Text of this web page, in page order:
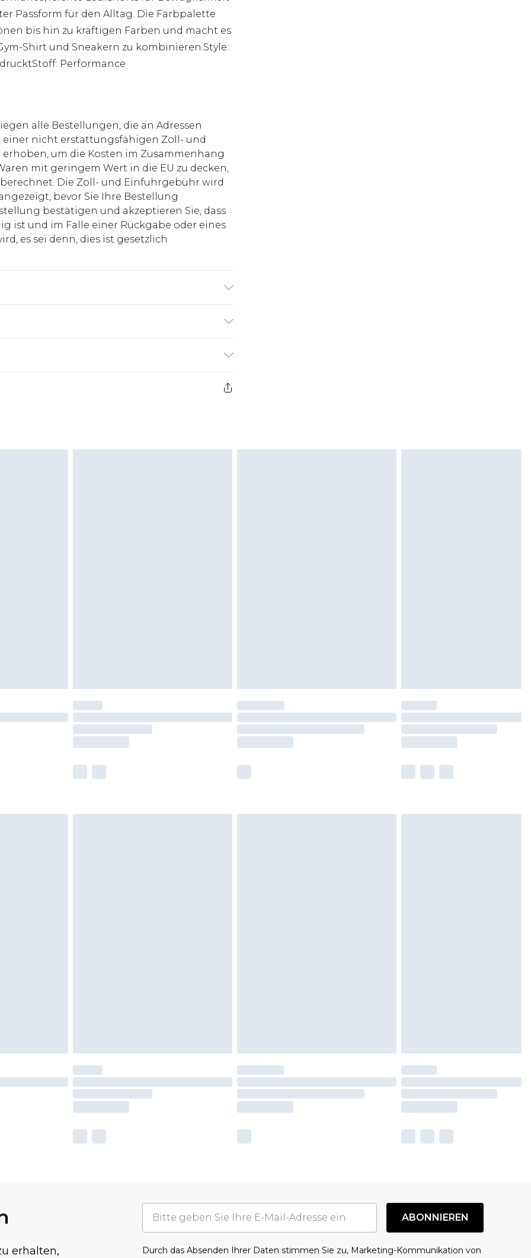
Passform für den Alltag. Die Farbpalette
bis hin zu kräftigen Farben und macht es
Shirt und Sneakern zu kombinieren.Style:
Performance
alle Bestellungen, die an Adressen
nicht erstattungsfähigen Zoll- und
um die Kosten im Zusammenhang
mit geringem Wert in die EU zu decken,
Die Zoll- und Einfuhrgebühr wird
bevor Sie Ihre Bestellung
bestätigen und akzeptieren Sie, dass
ist und im Falle einer Rückgabe oder eines
es sei denn, dies ist gesetzlich
€7.99
€14.99
sowie Bademode oder
erhalten,
ABONNIEREN
Durch das Absenden Ihrer Daten stimmen Sie zu, Marketing-Kommunikation von